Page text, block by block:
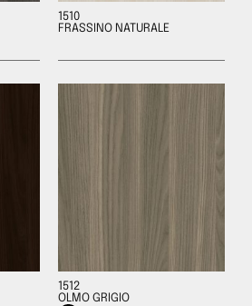
1510
FRASSINO NATURALE
1512
OLMO GRIGIO